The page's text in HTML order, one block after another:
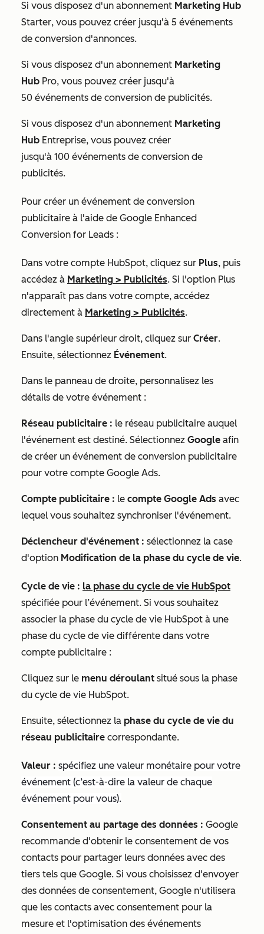
Si vous disposez d'un abonnement Marketing Hub
Starter, vous pouvez créer jusqu'à 5 événements
de conversion d'annonces.
Si vous disposez d'un abonnement Marketing
Hub Pro, vous pouvez créer jusqu'à
50 événements de conversion de publicités.
Si vous disposez d'un abonnement Marketing
Hub Entreprise, vous pouvez créer
jusqu'à 100 événements de conversion de
publicités.
Pour créer un événement de conversion
publicitaire à l'aide de Google Enhanced
Conversion for Leads :
Dans votre compte HubSpot, cliquez sur Plus, puis
accédez à Marketing > Publicités. Si l'option Plus
n'apparaît pas dans votre compte, accédez
directement à Marketing > Publicités.
Dans l'angle supérieur droit, cliquez sur Créer.
Ensuite, sélectionnez Événement.
Dans le panneau de droite, personnalisez les
détails de votre événement :
Réseau publicitaire : le réseau publicitaire auquel
l'événement est destiné. Sélectionnez Google afin
de créer un événement de conversion publicitaire
pour votre compte Google Ads.
Compte publicitaire : le compte Google Ads avec
lequel vous souhaitez synchroniser l'événement.
Déclencheur d'événement : sélectionnez la case
d'option Modification de la phase du cycle de vie.
Cycle de vie : la phase du cycle de vie HubSpot
spécifiée pour l’événement. Si vous souhaitez
associer la phase du cycle de vie HubSpot à une
phase du cycle de vie différente dans votre
compte publicitaire :
Cliquez sur le menu déroulant situé sous la phase
du cycle de vie HubSpot.
Ensuite, sélectionnez la phase du cycle de vie du
réseau publicitaire correspondante.
Valeur : spécifiez une valeur monétaire pour votre
événement (c’est-à-dire la valeur de chaque
événement pour vous).
Consentement au partage des données : Google
recommande d'obtenir le consentement de vos
contacts pour partager leurs données avec des
tiers tels que Google. Si vous choisissez d'envoyer
des données de consentement, Google n'utilisera
que les contacts avec consentement pour la
mesure et l'optimisation des événements